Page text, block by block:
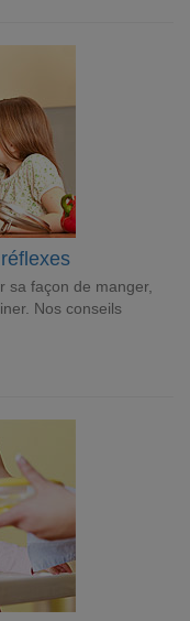
sa façon de manger,
Nos conseils